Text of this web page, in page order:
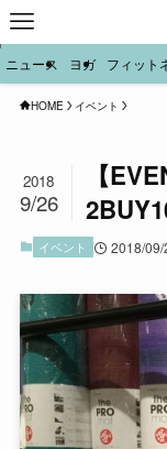
ニュース ヨガ フィット
HOME イベント
【
2018
9/26
イベント 2018/09/